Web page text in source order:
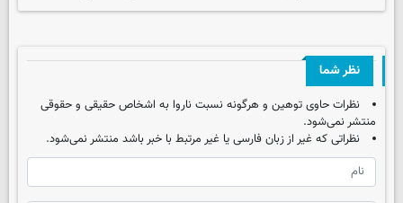
نظر شما
نظرات حاوی توهین و هرگونه نسبت ناروا به اشخاص حقیقی و حقوقی
منتشر نمی‌شود.
نظراتی که غیر از زبان فارسی یا غیر مرتبط با خبر باشد منتشر نمی‌شود.